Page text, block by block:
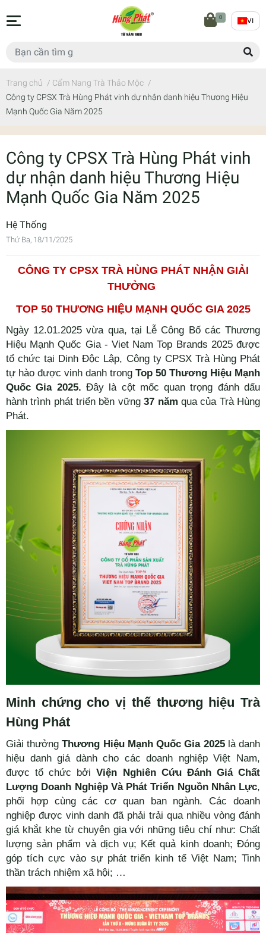
0 VI
Trang chủ / Cẩm Nang Trà Thảo Mộc /
Công ty CPSX Trà Hùng Phát vinh dự nhận danh hiệu Thương Hiệu
Mạnh Quốc Gia Năm 2025
Công ty CPSX Trà Hùng Phát vinh
dự nhận danh hiệu Thương Hiệu
Mạnh Quốc Gia Năm 2025
Hệ Thống
Thứ Ba, 18/11/2025
CÔNG TY CPSX TRÀ HÙNG PHÁT NHẬN GIẢI
THƯỞNG
TOP 50 THƯƠNG HIỆU MẠNH QUỐC GIA 2025
Ngày 12.01.2025 vừa qua, tại Lễ Công Bố các Thương
Hiệu Mạnh Quốc Gia - Viet Nam Top Brands 2025 được
tổ chức tại Dinh Độc Lập, Công ty CPSX Trà Hùng Phát
tự hào được vinh danh trong Top 50 Thương Hiệu Mạnh
Quốc Gia 2025. Đây là cột mốc quan trọng đánh dấu
hành trình phát triển bền vững37 năm qua của Trà Hùng
Phát.
Minh chứng cho vị thế thương hiệu Trà
Hùng Phát
Giải thưởngThương Hiệu Mạnh Quốc Gia 2025là danh
hiệu danh giá dành cho các doanh nghiệp Việt Nam,
được tổ chức bởiViện Nghiên Cứu Đánh Giá Chất
Lượng Doanh Nghiệp Và Phát Triển Nguồn Nhân Lực,
phối hợp cùng các cơ quan ban ngành. Các doanh
nghiệp được vinh danh đã phải trải qua nhiều vòng đánh
giá khắt khe từ chuyên gia với những tiêu chí như: Chất
lượng sản phẩm và dịch vụ; Kết quả kinh doanh; Đóng
góp tích cực vào sự phát triển kinh tế Việt Nam; Tinh
thần trách nhiệm xã hội; …